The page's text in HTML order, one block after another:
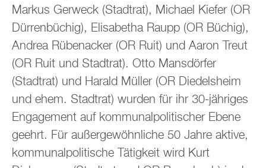
Markus Gerweck (Stadtrat), Michael Kiefer (OR
Dürrenbüchig), Elisabetha Raupp (OR Büchig),
Andrea Rübenacker (OR Ruit) und Aaron Treut
(OR Ruit und Stadtrat). Otto Mansdörfer
(Stadtrat) und Harald Müller (OR Diedelsheim
und ehem. Stadtrat) wurden für ihr 30-jähriges
Engagement auf kommunalpolitischer Ebene
geehrt. Für außergewöhnliche 50 Jahre aktive,
kommunalpolitische Tätigkeit wird Kurt